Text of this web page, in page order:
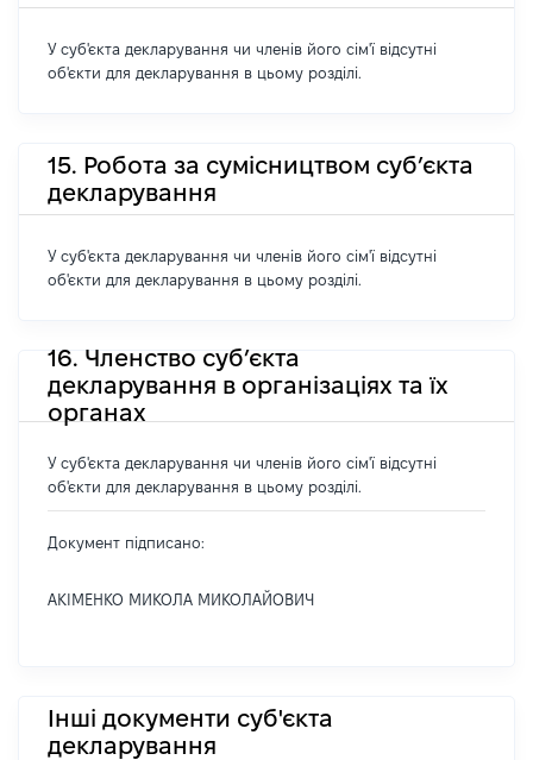
У суб'єкта декларування чи членів його сім'ї відсутні
об'єкти для декларування в цьому розділі.
15. Робота за сумісництвом суб’єкта
декларування
У суб'єкта декларування чи членів його сім'ї відсутні
об'єкти для декларування в цьому розділі.
16. Членство суб’єкта
декларування в організаціях та їх
органах
У суб'єкта декларування чи членів його сім'ї відсутні
об'єкти для декларування в цьому розділі.
Документ підписано:
АКІМЕНКО МИКОЛА МИКОЛАЙОВИЧ
Інші документи суб'єкта
декларування